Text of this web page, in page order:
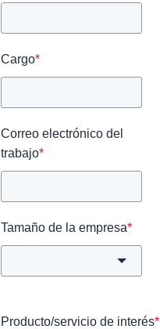
Cargo*
Correo electrónico del
trabajo*
Tamaño de la empresa*
Producto/servicio de interés*